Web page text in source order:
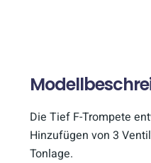
Die Tief F-Trompete
Hinzufügen von 3
Tonlage.